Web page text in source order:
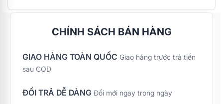
CHÍNH SÁCH BÁN HÀNG
GIAO HÀNG TOÀN QUỐC Giao hàng trước trả tiền
sau COD
ĐỔI TRẢ DỄ DÀNG Đổi mới ngay trong ngày